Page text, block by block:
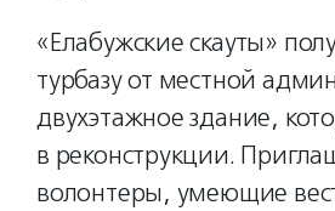
«Елабужские скауты»
турбазу от местной
двухэтажное здание,
в реконструкции.
волонтеры, умеющие